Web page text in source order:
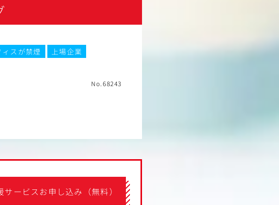
の転職
転職
クリ転職
ィスが禁煙
上場企業
No.68243
サービスお申し込み（無料）